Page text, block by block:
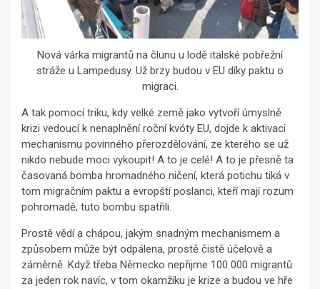
Nová várka migrantů na člunu u lodě italské pobřežní
stráže u Lampedusy. Už brzy budou v EU díky paktu o
migraci.
A tak pomocí triku, kdy velké země jako vytvoří úmyslně
krizi vedoucí k nenaplnění roční kvóty EU, dojde k aktivaci
mechanismu povinného přerozdělování, ze kterého se už
nikdo nebude moci vykoupit! A to je celé! A to je přesně ta
časovaná bomba hromadného ničení, která potichu tiká v
tom migračním paktu a evropští poslanci, kteří mají rozum
pohromadě, tuto bombu spatřili.
Prostě vědí a chápou, jakým snadným mechanismem a
způsobem může být odpálena, prostě čistě účelově a
záměrně. Když třeba Německo nepřijme 100 000 migrantů
za jeden rok navíc, v tom okamžiku je krize a budou ve hře